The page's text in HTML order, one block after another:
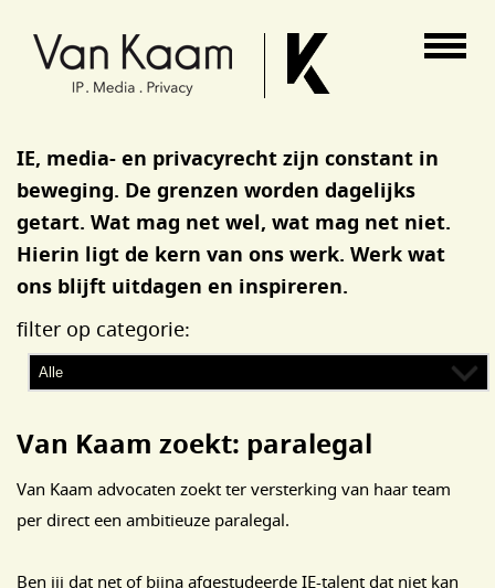
IE, media- en privacyrecht zijn constant in
beweging. De grenzen worden dagelijks
getart. Wat mag net wel, wat mag net niet.
Hierin ligt de kern van ons werk. Werk wat
ons blijft uitdagen en inspireren.
filter op categorie:
Van Kaam zoekt: paralegal
Van Kaam advocaten zoekt ter versterking van haar team
per direct een ambitieuze paralegal.
Ben jij dat net of bijna afgestudeerde IE-talent dat niet kan